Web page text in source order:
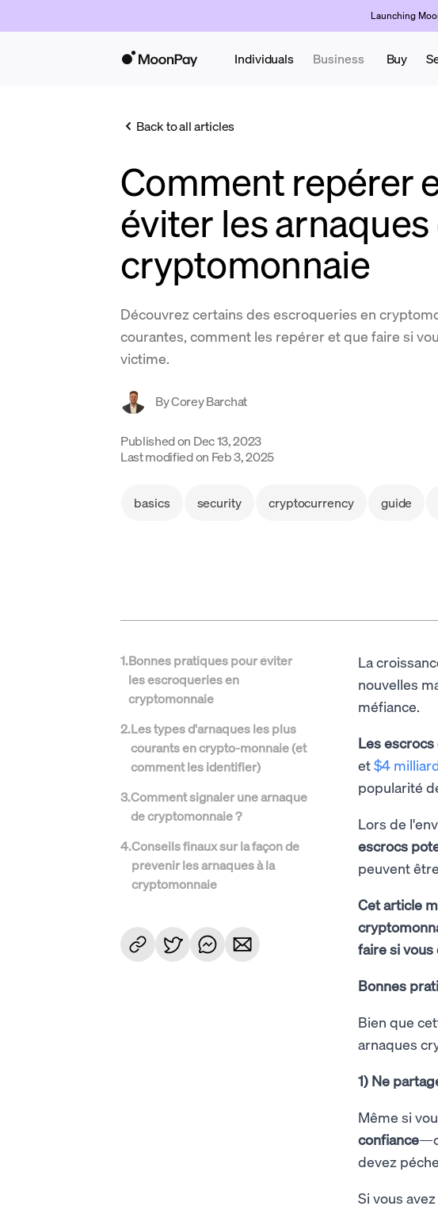
Launching
Individuals Business Buy
Back to all articles
Comment repérer
éviter les arnaques
cryptomonnaie
Découvrez certains des escroqueries en
courantes, comment les repérer et que faire si
victime.
ByCorey Barchat
Published on Dec 13, 2023
Last modified on Feb 3, 2025
basics security cryptocurrency guide
1.Bonnes pratiques pour éviter
les escroqueries en
cryptomonnaie
2.Les types d'arnaques les plus
courants en crypto-monnaie (et
comment les identifier)
3.Comment signaler une arnaque
de cryptomonnaie ?
4.Conseils finaux sur la façon de
prévenir les arnaques à la
cryptomonnaie
La
nouvelles
méfiance.
Les
et$4
popularité
Lors de
escrocs
peuvent
Cet article
faire si
Bonnes
Bien que
arnaques
1) Ne
Même si
confiance
devez
Si vous